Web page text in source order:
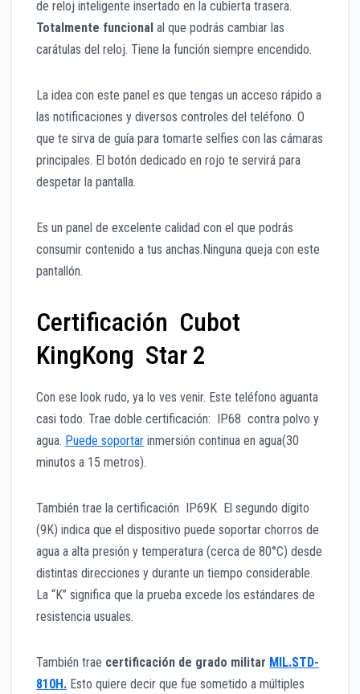
de reloj inteligente insertado en la cubierta trasera.
Totalmente funcional al que podrás cambiar las
carátulas del reloj. Tiene la función siempre encendido.
La idea con este panel es que tengas un acceso rápido a
las notificaciones y diversos controles del teléfono. O
que te sirva de guía para tomarte selfies con las cámaras
principales. El botón dedicado en rojo te servirá para
despetar la pantalla.
Es un panel de excelente calidad con el que podrás
consumir contenido a tus anchas.Ninguna queja con este
pantallón.
Certificación Cubot
KingKong Star 2
Con ese look rudo, ya lo ves venir. Este teléfono aguanta
casi todo. Trae doble certificación: IP68 contra polvo y
agua. Puede soportar inmersión continua en agua(30
minutos a 15 metros).
También trae la certificación IP69K El segundo dígito
(9K) indica que el dispositivo puede soportar chorros de
agua a alta presión y temperatura (cerca de 80°C) desde
distintas direcciones y durante un tiempo considerable.
La “K” significa que la prueba excede los estándares de
resistencia usuales.
También trae certificación de grado militar MIL.STD-
810H. Esto quiere decir que fue sometido a múltiples